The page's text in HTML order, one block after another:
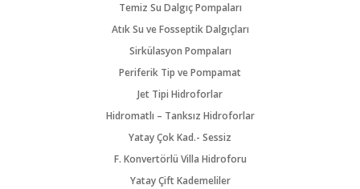
Temiz Su Dalgıç Pompaları
Atık Su ve Fosseptik Dalgıçları
Sirkülasyon Pompaları
Periferik Tip ve Pompamat
Jet Tipi Hidroforlar
Hidromatlı – Tanksız Hidroforlar
Yatay Çok Kad.- Sessiz
F. Konvertörlü Villa Hidroforu
Yatay Çift Kademeliler